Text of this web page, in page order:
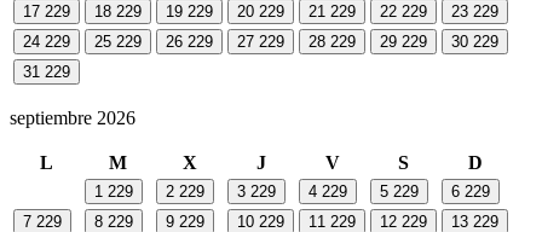
17 229 18 229 19 229 20 229 21 229 22 229 23 229
24 229 25 229 26 229 27 229 28 229 29 229 30 229
31 229
septiembre 2026
L M X J V S D
1 229 2 229 3 229 4 229 5 229 6 229
7 229 8 229 9 229 10 229 11 229 12 229 13 229